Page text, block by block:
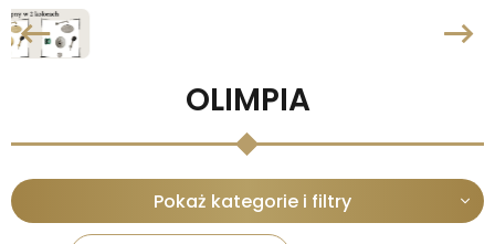
OLIMPIA
Pokaż kategorie i filtry